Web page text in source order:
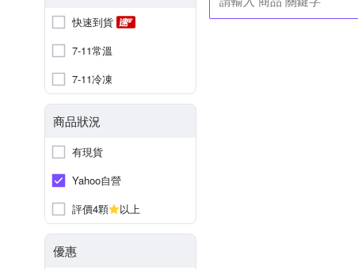
快速到貨
7-11常溫
7-11冷凍
商品狀況
有現貨
Yahoo自營
評價4顆
以上
優惠